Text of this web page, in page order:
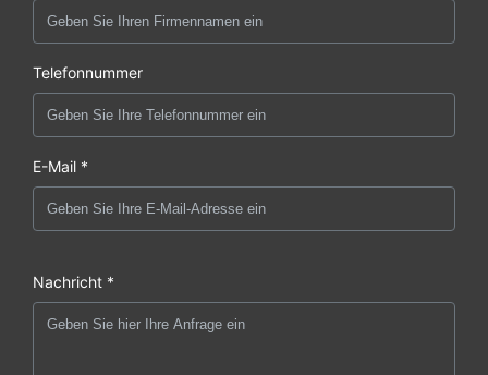
Telefonnummer
E-Mail *
Nachricht *